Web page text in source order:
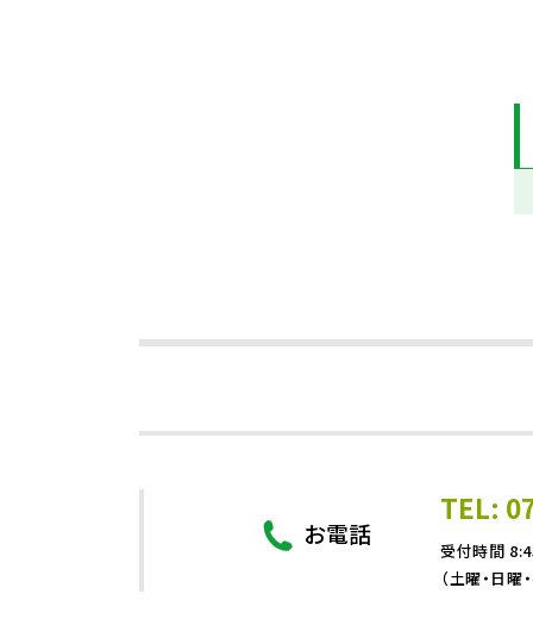
お電話
TEL:
受付時間
（土曜・日曜